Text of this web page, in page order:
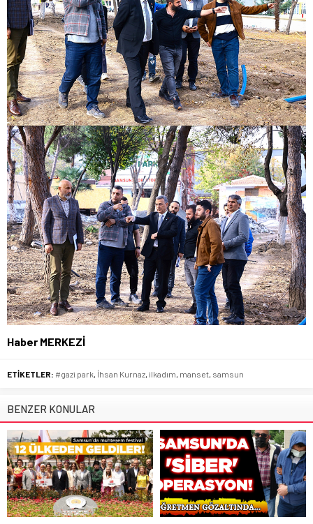
Haber MERKEZİ
ETİKETLER: #gazi park İhsan Kurnaz ilkadım manset samsun
BENZER KONULAR